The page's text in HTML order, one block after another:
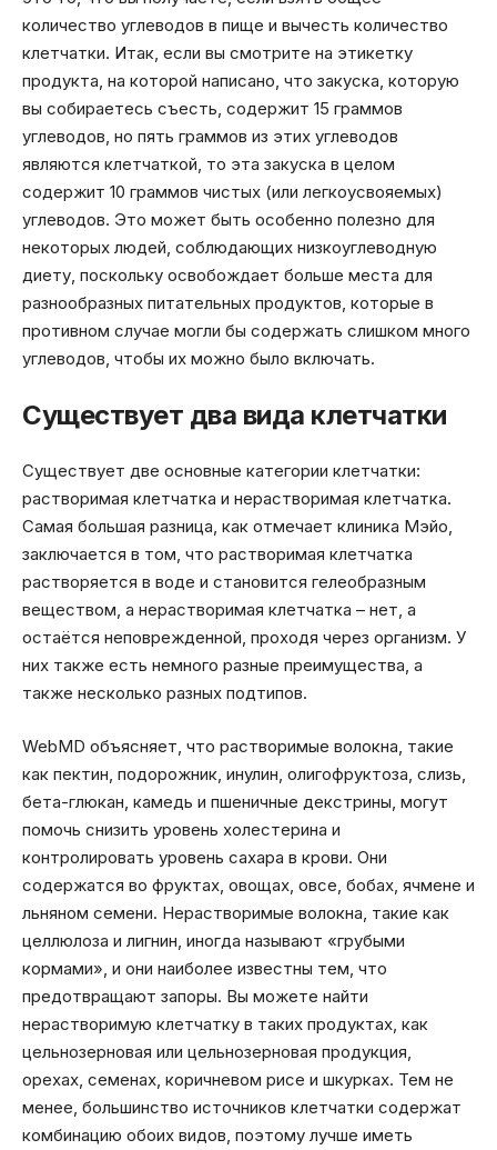
количество углеводов в пище и вычесть количество
клетчатки. Итак, если вы смотрите на этикетку
продукта, на которой написано, что закуска, которую
вы собираетесь съесть, содержит 15 граммов
углеводов, но пять граммов из этих углеводов
являются клетчаткой, то эта закуска в целом
содержит 10 граммов чистых (или легкоусвояемых)
углеводов. Это может быть особенно полезно для
некоторых людей, соблюдающих низкоуглеводную
диету, поскольку освобождает больше места для
разнообразных питательных продуктов, которые в
противном случае могли бы содержать слишком много
углеводов, чтобы их можно было включать.
Существует два вида клетчатки
Существует две основные категории клетчатки:
растворимая клетчатка и нерастворимая клетчатка.
Самая большая разница, как отмечает клиника Мэйо,
заключается в том, что растворимая клетчатка
растворяется в воде и становится гелеобразным
веществом, а нерастворимая клетчатка – нет, а
остаётся неповрежденной, проходя через организм. У
них также есть немного разные преимущества, а
также несколько разных подтипов.
WebMD объясняет, что растворимые волокна, такие
как пектин, подорожник, инулин, олигофруктоза, слизь,
бета-глюкан, камедь и пшеничные декстрины, могут
помочь снизить уровень холестерина и
контролировать уровень сахара в крови. Они
содержатся во фруктах, овощах, овсе, бобах, ячмене и
льняном семени. Нерастворимые волокна, такие как
целлюлоза и лигнин, иногда называют «грубыми
кормами», и они наиболее известны тем, что
предотвращают запоры. Вы можете найти
нерастворимую клетчатку в таких продуктах, как
цельнозерновая или цельнозерновая продукция,
орехах, семенах, коричневом рисе и шкурках. Тем не
менее, большинство источников клетчатки содержат
комбинацию обоих видов, поэтому лучше иметь